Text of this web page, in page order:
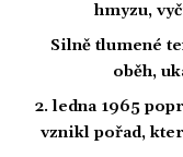
hmyzu,
Silně tlumené
oběh,
2. ledna 1965
vznikl pořad,